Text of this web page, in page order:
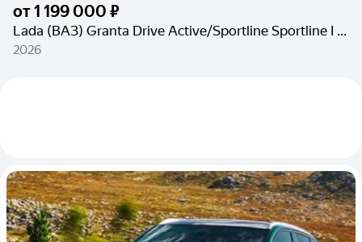
от1 199 000 ₽
Lada (ВАЗ) Granta Drive Active/Sportline Sportline I Рестайлинг
2026